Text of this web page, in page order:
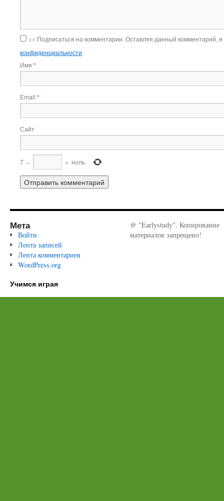
<< Подписаться на комментарии. Оставляя данный комментарий,
конфиденциальности
Имя *
Email *
Сайт
7 − = ноль
Мета
Войти
Лента записей
Лента комментариев
WordPress.org
@ "Earlystudy". Копирование
материалов запрещено!
Учимся играя